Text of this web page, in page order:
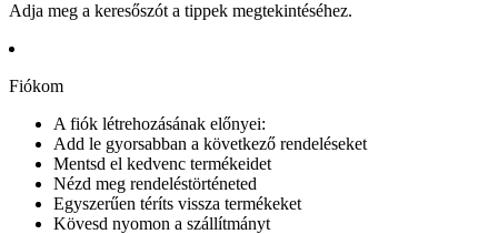
Adja meg a keresőszót a tippek megtekintéséhez.
Fiókom
A fiók létrehozásának előnyei:
Add le gyorsabban a következő rendeléseket
Mentsd el kedvenc termékeidet
Nézd meg rendeléstörténeted
Egyszerűen téríts vissza termékeket
Kövesd nyomon a szállítmányt